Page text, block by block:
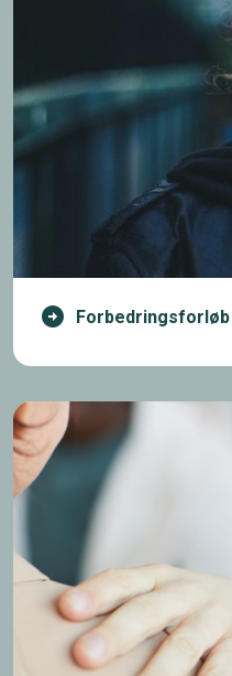
Forbedringsforløb